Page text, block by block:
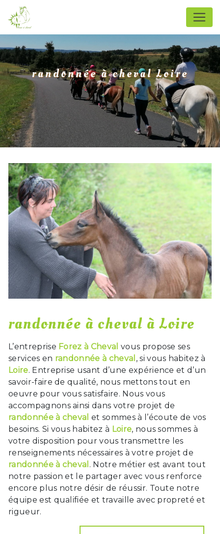
randonnée à cheval Loire
randonnée à cheval à Loire
L’entreprise Forez à Cheval vous propose ses
services en randonnée à cheval , si vous habitez à
Loire. Entreprise usant d’une expérience et d’un
savoir-faire de qualité, nous mettons tout en
oeuvre pour vous satisfaire. Nous vous
accompagnons ainsi dans votre projet de
randonnée à cheval et sommes à l’écoute de vos
besoins. Si vous habitez à Loire, nous sommes à
votre disposition pour vous transmettre les
renseignements nécessaires à votre projet de
randonnée à cheval . Notre métier est avant tout
notre passion et le partager avec vous renforce
encore plus notre désir de réussir. Toute notre
équipe est qualifiée et travaille avec propreté et
rigueur.
Panneau de gestion des cookies